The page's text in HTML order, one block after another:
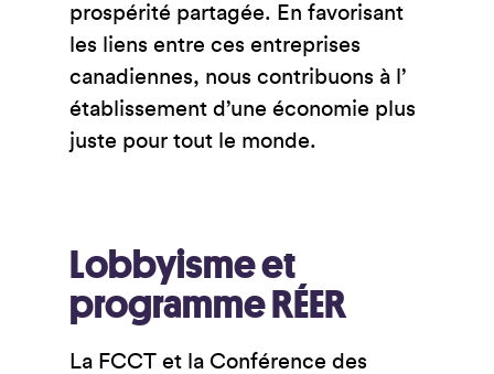
prospérité partagée. En favorisant
les liens entre ces entreprises
canadiennes, nous contribuons à l’
établissement d’une économie plus
juste pour tout le monde.
Lobbyisme et
programme RÉER
La FCCT et la Conférence des